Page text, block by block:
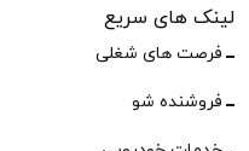
لینک های سریع
فرصت های شغلی
فروشنده شو